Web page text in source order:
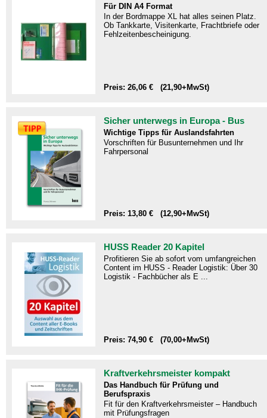
Für DIN A4 Format
In der Bordmappe XL hat alles seinen Platz.
Ob Tankkarte, Visitenkarte, Frachtbriefe oder
Fehlzeitenbescheinigung.
Preis: 26,06 € (21,90+MwSt)
Sicher unterwegs in Europa - Bus
Wichtige Tipps für Auslandsfahrten
Vorschriften für Busunternehmen und Ihr
Fahrpersonal
Preis: 13,80 € (12,90+MwSt)
HUSS Reader 20 Kapitel
Profitieren Sie ab sofort vom umfangreichen
Content im HUSS - Reader Logistik: Über 30
Logistik - Fachbücher als E ...
Preis: 74,90 € (70,00+MwSt)
Kraftverkehrsmeister kompakt
Das Handbuch für Prüfung und
Berufspraxis
Fit für den Kraftverkehrsmeister – Handbuch
mit Prüfungsfragen​